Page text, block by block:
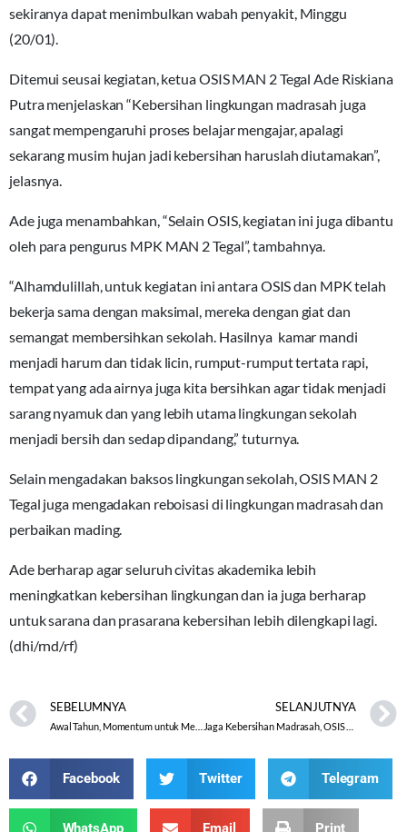
sekiranya dapat menimbulkan wabah penyakit, Minggu
(20/01).
Ditemui seusai kegiatan, ketua OSIS MAN 2 Tegal Ade Riskiana
Putra menjelaskan “Kebersihan lingkungan madrasah juga
sangat mempengaruhi proses belajar mengajar, apalagi
sekarang musim hujan jadi kebersihan haruslah diutamakan”,
jelasnya.
Ade juga menambahkan, “Selain OSIS, kegiatan ini juga dibantu
oleh para pengurus MPK MAN 2 Tegal”, tambahnya.
“Alhamdulillah, untuk kegiatan ini antara OSIS dan MPK telah
bekerja sama dengan maksimal, mereka dengan giat dan
semangat membersihkan sekolah. Hasilnya kamar mandi
menjadi harum dan tidak licin, rumput-rumput tertata rapi,
tempat yang ada airnya juga kita bersihkan agar tidak menjadi
sarang nyamuk dan yang lebih utama lingkungan sekolah
menjadi bersih dan sedap dipandang,” tuturnya.
Selain mengadakan baksos lingkungan sekolah, OSIS MAN 2
Tegal juga mengadakan reboisasi di lingkungan madrasah dan
perbaikan mading.
Ade berharap agar seluruh civitas akademika lebih
meningkatkan kebersihan lingkungan dan ia juga berharap
untuk sarana dan prasarana kebersihan lebih dilengkapi lagi.
(dhi/rnd/rf)
SEBELUMNYA SELANJUTNYA
Facebook Twitter Telegram
WhatsApp Email Print